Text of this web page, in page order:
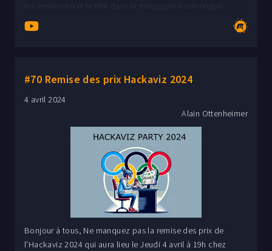
les années 60 et la tête dans la géographie numérique
depuis 40 ans.
#70 Remise des prix Hackaviz 2024
4 avril 2024
Alain Ottenheimer
Bonjour à tous, Ne manquez pas la remise des prix de
l'Hackaviz 2024 qui aura lieu le Jeudi 4 avril à 19h chez